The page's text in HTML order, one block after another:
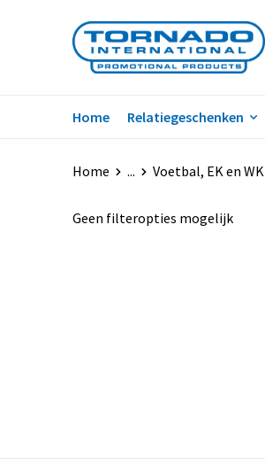
Home Relatiegeschenken
Home ... Voetbal, EK en WK
Geen filteropties mogelijk